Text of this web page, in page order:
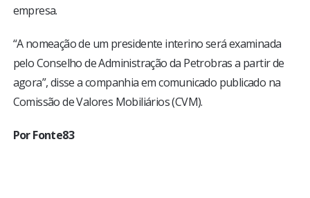
empresa.
“A nomeação de um presidente interino será examinada
pelo Conselho de Administração da Petrobras a partir de
agora”, disse a companhia em comunicado publicado na
Comissão de Valores Mobiliários (CVM).
Por Fonte83